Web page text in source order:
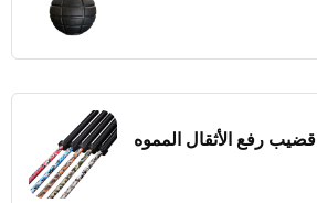
قضيب رفع الأثقال المموه